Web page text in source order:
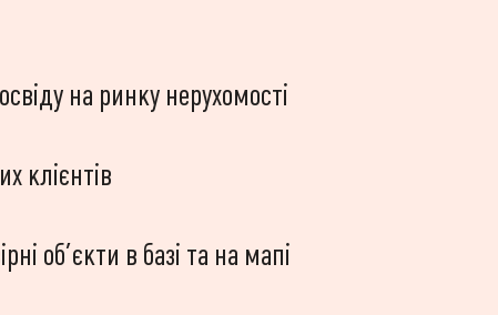
на ринку нерухомості
клієнтів
об’єкти в базі та на мапі